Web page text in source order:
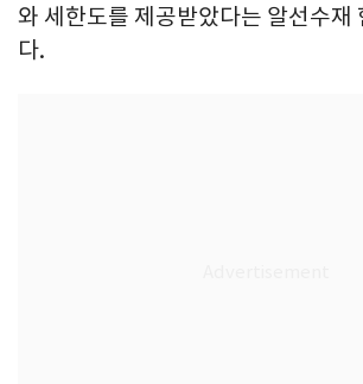
와 세한도를 제공받았다는 알선수재
다.